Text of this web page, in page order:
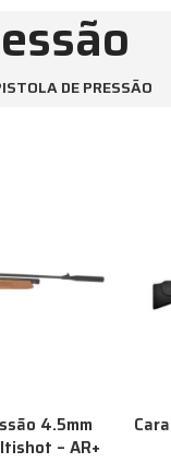
DE PRESSÃO
4.5mm
– AR+